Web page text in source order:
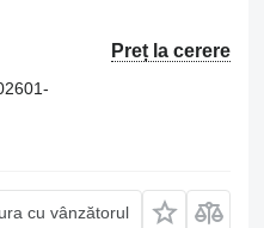
Preț la cerere
cu vânzătorul